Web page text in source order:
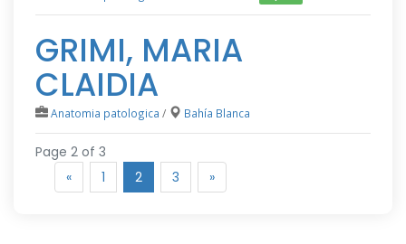
GRIMI, MARIA
CLAIDIA
Anatomia patologica / Bahía Blanca
Page 2 of 3
«
1 2 3 »